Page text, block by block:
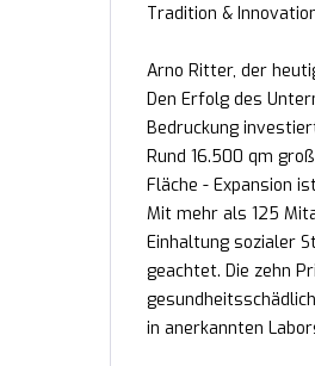
Tradition &
Arno Ritter, der
Den Erfolg des
Bedruckung
Rund 16.500 qm
Fläche - Expansion
Mit mehr als 125
Einhaltung sozialer
geachtet. Die zehn
in anerkannten